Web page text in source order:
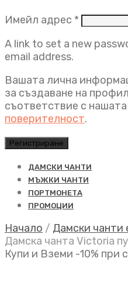
Имейл адрес *
A link to set a new
email address.
Вашата лична
за създаване на
съответствие с нашата
поверителност.
Регистриране
ДАМСКИ ЧАНТИ
МЪЖКИ ЧАНТИ
ПОРТМОНЕТА
ПРОМОЦИИ
Начало / Дамски чанти
Дамска чанта Victoria
Купи и Вземи -10% при